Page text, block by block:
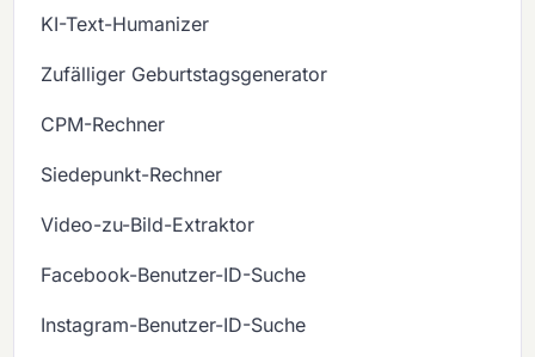
KI-Text-Humanizer
Zufälliger Geburtstagsgenerator
CPM-Rechner
Siedepunkt-Rechner
Video-zu-Bild-Extraktor
Facebook-Benutzer-ID-Suche
Instagram-Benutzer-ID-Suche